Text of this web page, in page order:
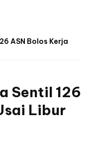
ASN Bolos Kerja
Sentil 126
Libur